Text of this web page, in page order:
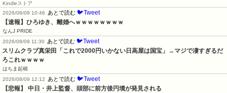
Kindleストア
2026/08/09 10:46
あとで読む 🐦Tweet
【速報】ひろゆき、離婚へｗｗｗｗｗｗｗｗ
なんJ PRIDE
2026/08/09 11:30
あとで読む 🐦Tweet
スリムクラブ真栄田「これで2000円いかない日高屋は国宝」→マジで凄すぎるだ
ろこれｗｗｗｗ
はちま起稿
2026/08/09 12:12
あとで読む 🐦Tweet
【悲報】 中日・井上監督、頭部に前方後円墳が発見される